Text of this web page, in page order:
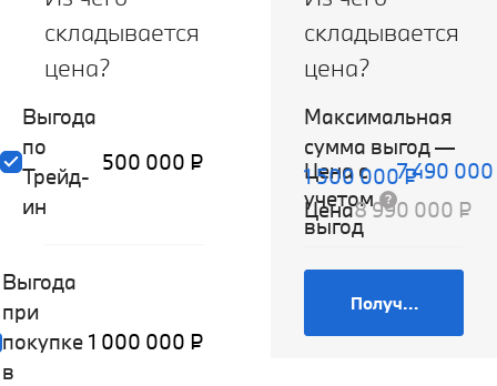
складывается
цена?
500 000 ₽
Выгода
по
Трейд-
ин
1 000 000 ₽
Выгода
при
покупке
в
складывается
цена?
Максимальная
сумма выгод—
1 500 000 ₽
Цена с
учетом
выгод
7 490
Цена8 990 000 ₽
Получить